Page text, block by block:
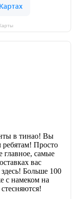
в тинао! Вы
ребятам! Просто
главное, самые
вас
Больше 100
с намеком на